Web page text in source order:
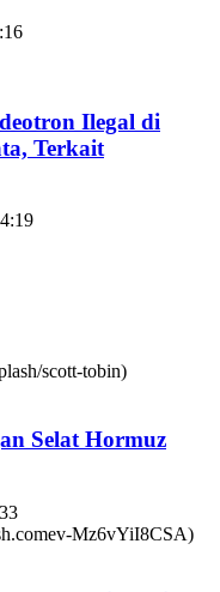
Ilegal di
Terkait
Selat Hormuz